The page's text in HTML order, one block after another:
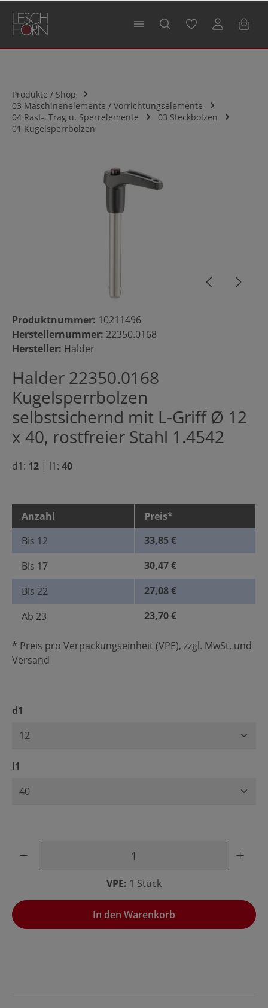
springen
Produkte / Shop
03 Maschinenelemente / Vorrichtungselemente
04 Rast-, Trag u. Sperrelemente
03 Steckbolzen
01 Kugelsperrbolzen
Bildergalerie überspringen
Produktnummer: 10211496
Herstellernummer: 22350.0168
Hersteller: Halder
Halder 22350.0168
Kugelsperrbolzen
selbstsichernd mit L-Griff Ø 12
x 40, rostfreier Stahl 1.4542
d1: 12 | l1: 40
Anzahl
Preis*
Bis 12
33,85 €
Bis 17
30,47 €
Bis 22
27,08 €
Ab 23 23,70 €
* Preis pro Verpackungseinheit (VPE), zzgl. MwSt. und
Versand
d1
l1
VPE: 1 Stück
In den Warenkorb